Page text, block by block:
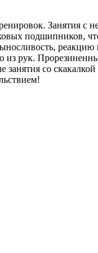
Занятия
подшипников,
реакцию
рук.
со